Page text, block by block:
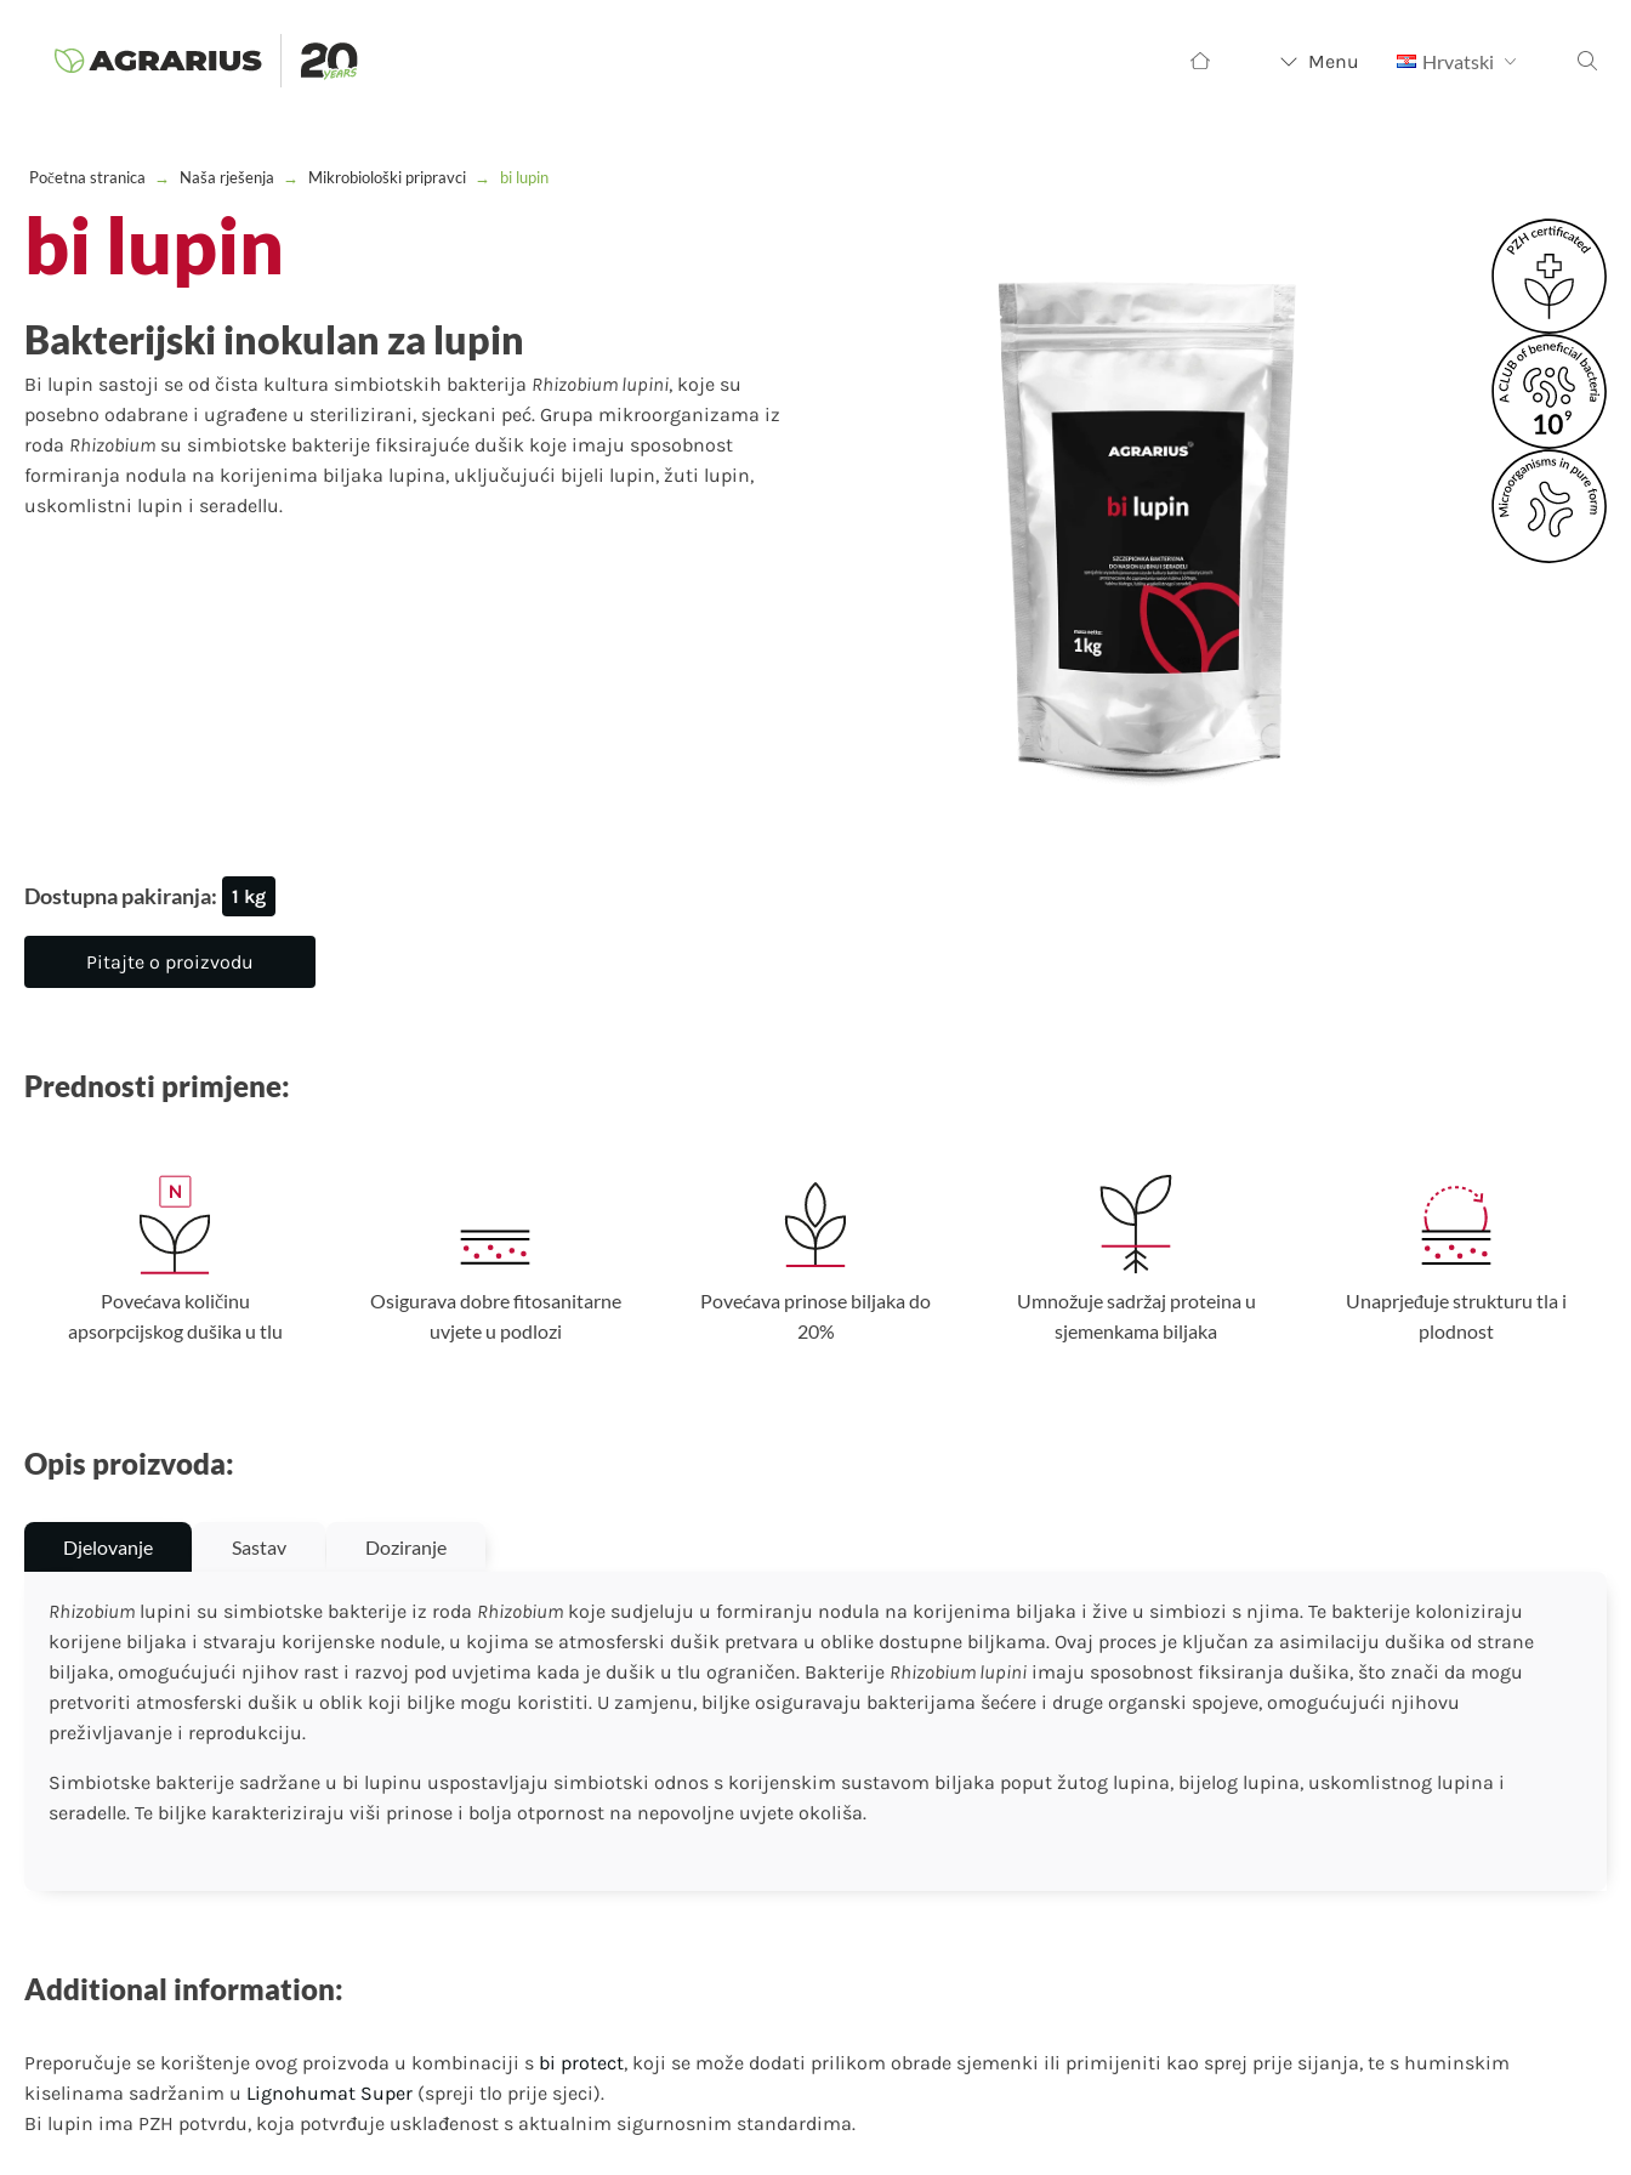
Menu Hrvatski Pretraži:
Početna stranica → Naša rješenja → Mikrobiološki pripravci → bi lupin
bi lupin
Bakterijski inokulan za lupin
Bi lupin sastoji se od čista kultura simbiotskih bakterija Rhizobium lupini, koje su
posebno odabrane i ugrađene u sterilizirani, sjeckani peć. Grupa mikroorganizama iz
roda Rhizobium su simbiotske bakterije fiksirajuće dušik koje imaju sposobnost
formiranja nodula na korijenima biljaka lupina, uključujući bijeli lupin, žuti lupin,
uskomlistni lupin i seradellu.
Dostupna pakiranja: 1 kg
Pitajte o proizvodu
Prednosti primjene:
Povećava količinu
apsorpcijskog dušika u tlu
Osigurava dobre fitosanitarne
uvjete u podlozi
Povećava prinose biljaka do
20%
Umnožuje sadržaj proteina u
sjemenkama biljaka
Unaprjeđuje strukturu tla i
plodnost
Opis proizvoda:
Djelovanje Sastav Doziranje
Rhizobium lupini su simbiotske bakterije iz roda Rhizobium koje sudjeluju u formiranju nodula na korijenima biljaka i žive u simbiozi s njima. Te bakterije koloniziraju
korijene biljaka i stvaraju korijenske nodule, u kojima se atmosferski dušik pretvara u oblike dostupne biljkama. Ovaj proces je ključan za asimilaciju dušika od strane
biljaka, omogućujući njihov rast i razvoj pod uvjetima kada je dušik u tlu ograničen. Bakterije Rhizobium lupini imaju sposobnost fiksiranja dušika, što znači da mogu
pretvoriti atmosferski dušik u oblik koji biljke mogu koristiti. U zamjenu, biljke osiguravaju bakterijama šećere i druge organski spojeve, omogućujući njihovu
preživljavanje i reprodukciju.
Simbiotske bakterije sadržane u bi lupinu uspostavljaju simbiotski odnos s korijenskim sustavom biljaka poput žutog lupina, bijelog lupina, uskomlistnog lupina i
seradelle. Te biljke karakteriziraju viši prinose i bolja otpornost na nepovoljne uvjete okoliša.
Additional information:
Preporučuje se korištenje ovog proizvoda u kombinaciji s bi protect, koji se može dodati prilikom obrade sjemenki ili primijeniti kao sprej prije sijanja, te s huminskim
kiselinama sadržanim u Lignohumat Super (spreji tlo prije sjeci).
Bi lupin ima PZH potvrdu, koja potvrđuje usklađenost s aktualnim sigurnosnim standardima.